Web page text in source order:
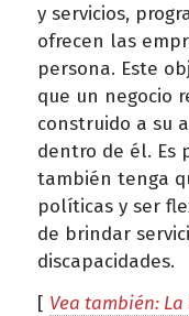
y servicios,
ofrecen las
persona. Este
que un negocio
construido a su
dentro de él. Es
también tenga
políticas y ser
de brindar
discapacidades.
[ Vea también: La